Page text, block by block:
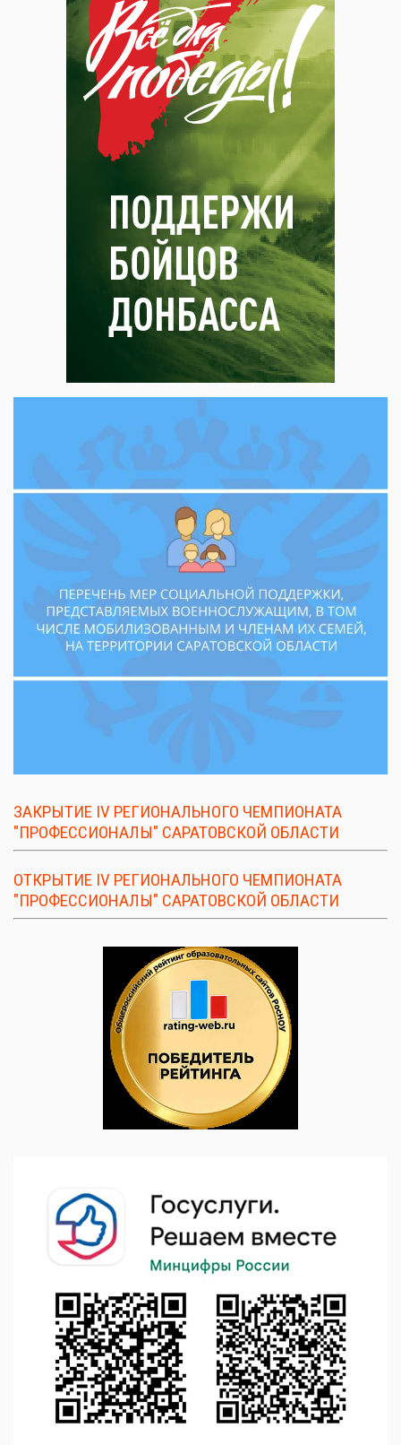
ЗАКРЫТИЕ IV РЕГИОНАЛЬНОГО ЧЕМПИОНАТА
"ПРОФЕССИОНАЛЫ" САРАТОВСКОЙ ОБЛАСТИ
ОТКРЫТИЕ IV РЕГИОНАЛЬНОГО ЧЕМПИОНАТА
"ПРОФЕССИОНАЛЫ" САРАТОВСКОЙ ОБЛАСТИ